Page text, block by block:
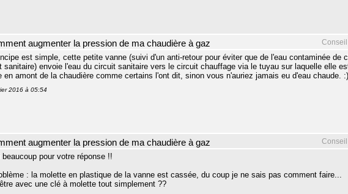
augmenter la pression de ma chaudière à gaz
est simple, cette petite vanne (suivi d'un anti-retour pour éviter que de l'eau contaminée de
sanitaire) envoie l'eau du circuit sanitaire vers le circuit chauffage via le tuyau sur laquelle elle
en amont de la chaudière comme certains l'ont dit, sinon vous n'auriez jamais eu d'eau chaude. :)
2016 à 05:54
augmenter la pression de ma chaudière à gaz
beaucoup pour votre réponse !!
: la molette en plastique de la vanne est cassée, du coup je ne sais pas comment faire...
avec une clé à molette tout simplement ??